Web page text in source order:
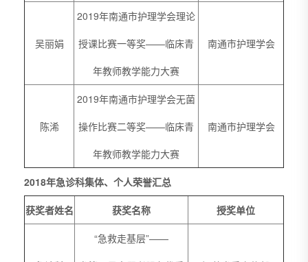
吴丽娟
2019年南通市护理学会理论
授课比赛一等奖——临床青
年教师教学能力大赛
南通市护理学会
陈浠
2019年南通市护理学会无菌
操作比赛二等奖——临床青
年教师教学能力大赛
南通市护理学会
2018年急诊科集体、个人荣誉汇总
获奖者姓名 获奖名称 授奖单位
“急救走基层”——